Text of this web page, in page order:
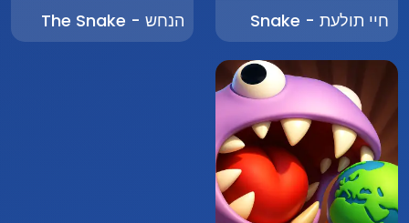
חיי תולעת - Snake הנחש - The Snake